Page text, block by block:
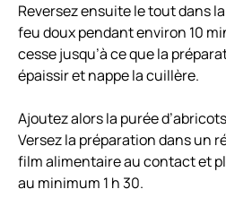
Reversez ensuite le tout dans
feu doux pendant environ 10
cesse jusqu’à ce que la
épaissir et nappe la cuillère.
Ajoutez alors la purée
Versez la préparation dans un
film alimentaire au contact et
au minimum 1 h 30.